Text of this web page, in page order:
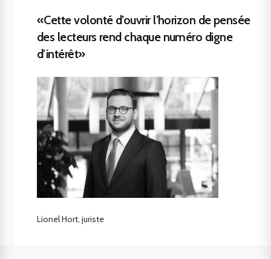
«Cette volonté d’ouvrir l’horizon de pensée
des lecteurs rend chaque numéro digne
d’intérêt»
Lionel Hort, juriste